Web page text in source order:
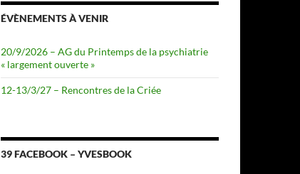
ÉVÈNEMENTS À VENIR
20/9/2026 – AG du Printemps de la psychiatrie
« largement ouverte »
12-13/3/27 – Rencontres de la Criée
39 FACEBOOK – YVESBOOK